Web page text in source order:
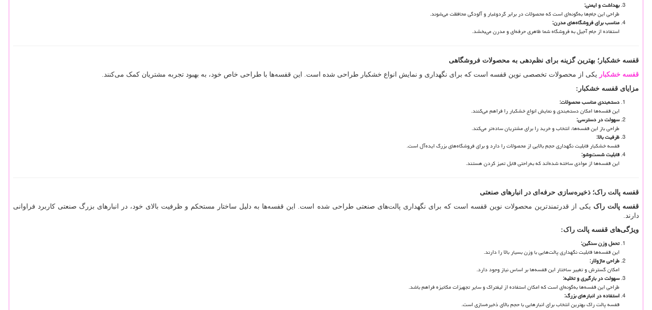
بهداشت و ایمنی:
طراحی این جام‌ها به‌گونه‌ای است که محصولات در برابر گردوغبار و آلودگی محافظت می‌شوند.
مناسب برای فروشگاه‌های مدرن:
استفاده از جام آجیل به فروشگاه شما ظاهری حرفه‌ای و مدرن می‌بخشد.
قفسه خشکبار؛ بهترین گزینه برای نظم‌دهی به محصولات فروشگاهی
قفسه خشکبار یکی از محصولات تخصصی نوین قفسه است که برای نگهداری و نمایش انواع خشکبار طراحی شده است. این قفسه‌ها با طراحی خاص خود، به بهبود تجربه مشتریان کمک می‌کنند.
مزایای قفسه خشکبار :
دسته‌بندی مناسب محصولات:
این قفسه‌ها امکان دسته‌بندی و نمایش انواع خشکبار را فراهم می‌کنند.
سهولت در دسترسی:
طراحی باز این قفسه‌ها، انتخاب و خرید را برای مشتریان ساده‌تر می‌کند.
ظرفیت بالا:
قفسه خشکبار قابلیت نگهداری حجم بالایی از محصولات را دارد و برای فروشگاه‌های بزرگ ایده‌آل است.
قابلیت شست‌وشو:
این قفسه‌ها از موادی ساخته شده‌اند که به‌راحتی قابل تمیز کردن هستند.
قفسه پالت راک؛ ذخیره‌سازی حرفه‌ای در انبارهای صنعتی
قفسه پالت راک یکی از قدرتمندترین محصولات نوین قفسه است که برای نگهداری پالت‌های صنعتی طراحی شده است. این قفسه‌ها به دلیل ساختار مستحکم و ظرفیت بالای خود، در انبارهای بزرگ صنعتی کاربرد فراوانی
دارند.
ویژگی‌های قفسه پالت راک:
تحمل وزن سنگین:
این قفسه‌ها قابلیت نگهداری پالت‌هایی با وزن بسیار بالا را دارند.
طراحی ماژولار:
امکان گسترش و تغییر ساختار این قفسه‌ها بر اساس نیاز وجود دارد.
سهولت در بارگیری و تخلیه:
طراحی این قفسه‌ها به‌گونه‌ای است که امکان استفاده از لیفتراک و سایر تجهیزات مکانیزه فراهم باشد.
استفاده در انبارهای بزرگ:
قفسه پالت راک بهترین انتخاب برای انبارهایی با حجم بالای ذخیره‌سازی است.